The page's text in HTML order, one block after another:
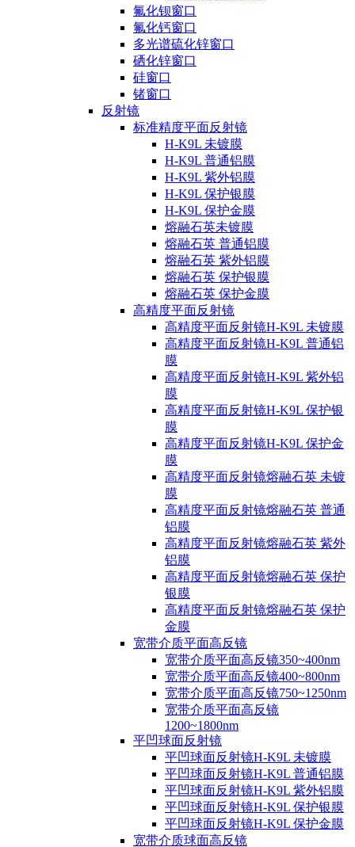
氟化钡窗口
氟化钙窗口
多光谱硫化锌窗口
硒化锌窗口
硅窗口
锗窗口
反射镜
标准精度平面反射镜
H-K9L 未镀膜
H-K9L 普通铝膜
H-K9L 紫外铝膜
H-K9L 保护银膜
H-K9L 保护金膜
熔融石英未镀膜
熔融石英 普通铝膜
熔融石英 紫外铝膜
熔融石英 保护银膜
熔融石英 保护金膜
高精度平面反射镜
高精度平面反射镜H-K9L 未镀膜
高精度平面反射镜H-K9L 普通铝
膜
高精度平面反射镜H-K9L 紫外铝
膜
高精度平面反射镜H-K9L 保护银
膜
高精度平面反射镜H-K9L 保护金
膜
高精度平面反射镜熔融石英 未镀
膜
高精度平面反射镜熔融石英 普通
铝膜
高精度平面反射镜熔融石英 紫外
铝膜
高精度平面反射镜熔融石英 保护
银膜
高精度平面反射镜熔融石英 保护
金膜
宽带介质平面高反镜
宽带介质平面高反镜350~400nm
宽带介质平面高反镜400~800nm
宽带介质平面高反镜750~1250nm
宽带介质平面高反镜
1200~1800nm
平凹球面反射镜
平凹球面反射镜H-K9L 未镀膜
平凹球面反射镜H-K9L 普通铝膜
平凹球面反射镜H-K9L 紫外铝膜
平凹球面反射镜H-K9L 保护银膜
平凹球面反射镜H-K9L 保护金膜
宽带介质球面高反镜